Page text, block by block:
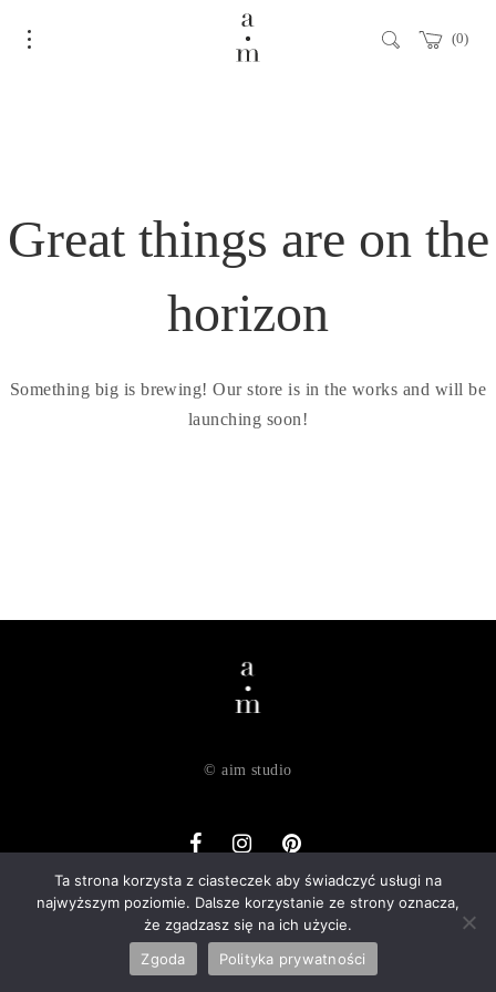
0
Great things are on the
horizon
Something big is brewing! Our store is in the works and will be
launching soon!
Ta strona korzysta z ciasteczek aby świadczyć usługi na
najwyższym poziomie. Dalsze korzystanie ze strony oznacza,
że zgadzasz się na ich użycie.
Zgoda
Polityka prywatności
© aim studio
o nas dostawa zwroty regulamin
polityka prywatności
kontakt